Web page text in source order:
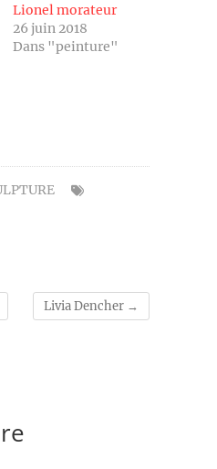
Lionel morateur
26 juin 2018
Dans "peinture"
Livia Dencher →